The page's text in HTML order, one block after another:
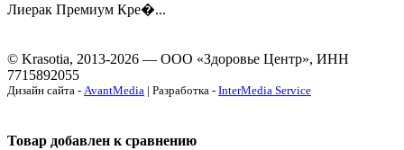
Лиерак Премиум Кре�...
© Krasotia, 2013-2026 — ООО «Здоровье Центр», ИНН
7715892055
Дизайн сайта - AvantMedia | Разработка - InterMedia Service
Товар добавлен к сравнению